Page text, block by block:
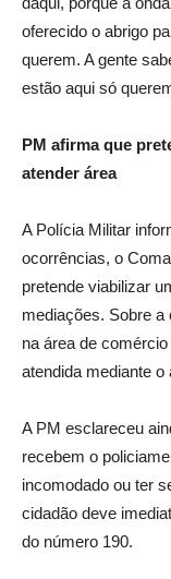
oferecido o abrigo
querem. A gente
estão aqui só
PM afirma que
atender área
A Polícia Militar
ocorrências, o
pretende viabilizar
mediações. Sobre
na área de
atendida mediante o
A PM esclareceu
recebem o
incomodado ou ter
cidadão deve
do número 190.